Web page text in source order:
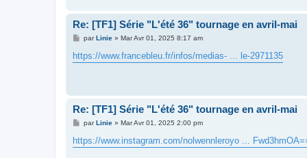
Re: [TF1] Série "L'été 36" tournage en avril-mai
M
s
s
parLinie» Mar Avr 01, 2025 8:17 am
https://www.francebleu.fr/infos/medias- ... le-2971135
Re: [TF1] Série "L'été 36" tournage en avril-mai
M
s
s
parLinie» Mar Avr 01, 2025 2:00 pm
https://www.instagram.com/nolwennleroyo ...